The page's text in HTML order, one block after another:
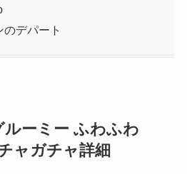
のデパート
ーミー ふわふわ
ャガチャ詳細